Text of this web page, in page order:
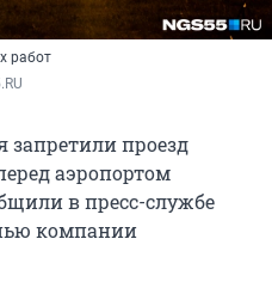
работ
запретили проезд
аэропортом
в пресс-службе
компании